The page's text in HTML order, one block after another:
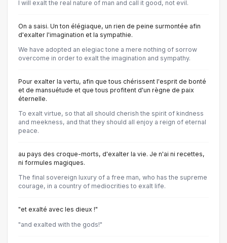
I will exalt the real nature of man and call it good, not evil.
On a saisi. Un ton élégiaque, un rien de peine surmontée afin
d'exalter l'imagination et la sympathie.
We have adopted an elegiac tone a mere nothing of sorrow
overcome in order to exalt the imagination and sympathy.
Pour exalter la vertu, afin que tous chérissent l'esprit de bonté
et de mansuétude et que tous profitent d'un règne de paix
éternelle.
To exalt virtue, so that all should cherish the spirit of kindness
and meekness, and that they should all enjoy a reign of eternal
peace.
au pays des croque-morts, d'exalter la vie. Je n'ai ni recettes,
ni formules magiques.
The final sovereign luxury of a free man, who has the supreme
courage, in a country of mediocrities to exalt life.
"et exalté avec les dieux !"
"and exalted with the gods!"